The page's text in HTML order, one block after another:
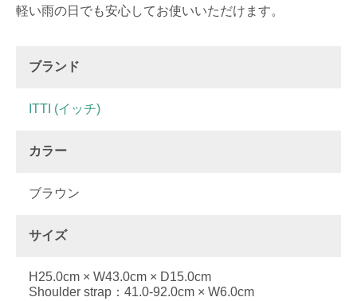
軽い雨の日でも安心してお使いいただけます。
ブランド
ITTI (イッチ)
カラー
ブラウン
サイズ
H25.0cm × W43.0cm × D15.0cm
Shoulder strap：41.0-92.0cm × W6.0cm